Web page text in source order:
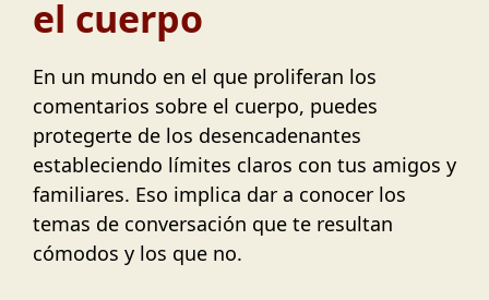
el cuerpo
En un mundo en el que proliferan los
comentarios sobre el cuerpo, puedes
protegerte de los desencadenantes
estableciendo límites claros con tus amigos y
familiares. Eso implica dar a conocer los
temas de conversación que te resultan
cómodos y los que no.